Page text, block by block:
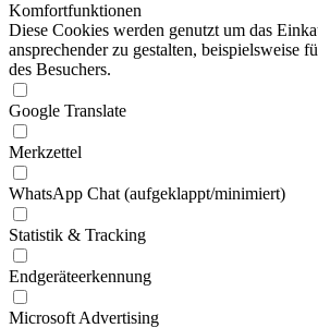
Komfortfunktionen
Diese Cookies werden genutzt um das
ansprechender zu gestalten, beispielsweise
des Besuchers.
Google Translate
Merkzettel
WhatsApp Chat (aufgeklappt/minimiert)
Statistik & Tracking
Endgeräteerkennung
Microsoft Advertising